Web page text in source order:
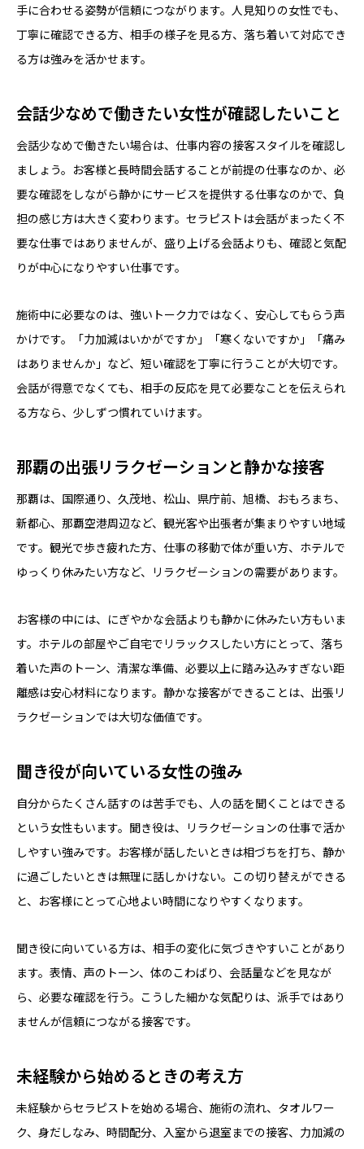
手に合わせる姿勢が信頼につながります。人見知りの女性でも、
丁寧に確認できる方、相手の様子を見る方、落ち着いて対応でき
る方は強みを活かせます。
会話少なめで働きたい女性が確認したいこと
会話少なめで働きたい場合は、仕事内容の接客スタイルを確認し
ましょう。お客様と長時間会話することが前提の仕事なのか、必
要な確認をしながら静かにサービスを提供する仕事なのかで、負
担の感じ方は大きく変わります。セラピストは会話がまったく不
要な仕事ではありませんが、盛り上げる会話よりも、確認と気配
りが中心になりやすい仕事です。
施術中に必要なのは、強いトーク力ではなく、安心してもらう声
かけです。「力加減はいかがですか」「寒くないですか」「痛み
はありませんか」など、短い確認を丁寧に行うことが大切です。
会話が得意でなくても、相手の反応を見て必要なことを伝えられ
る方なら、少しずつ慣れていけます。
那覇の出張リラクゼーションと静かな接客
那覇は、国際通り、久茂地、松山、県庁前、旭橋、おもろまち、
新都心、那覇空港周辺など、観光客や出張者が集まりやすい地域
です。観光で歩き疲れた方、仕事の移動で体が重い方、ホテルで
ゆっくり休みたい方など、リラクゼーションの需要があります。
お客様の中には、にぎやかな会話よりも静かに休みたい方もいま
す。ホテルの部屋やご自宅でリラックスしたい方にとって、落ち
着いた声のトーン、清潔な準備、必要以上に踏み込みすぎない距
離感は安心材料になります。静かな接客ができることは、出張リ
ラクゼーションでは大切な価値です。
聞き役が向いている女性の強み
自分からたくさん話すのは苦手でも、人の話を聞くことはできる
という女性もいます。聞き役は、リラクゼーションの仕事で活か
しやすい強みです。お客様が話したいときは相づちを打ち、静か
に過ごしたいときは無理に話しかけない。この切り替えができる
と、お客様にとって心地よい時間になりやすくなります。
聞き役に向いている方は、相手の変化に気づきやすいことがあり
ます。表情、声のトーン、体のこわばり、会話量などを見なが
ら、必要な確認を行う。こうした細かな気配りは、派手ではあり
ませんが信頼につながる接客です。
未経験から始めるときの考え方
未経験からセラピストを始める場合、施術の流れ、タオルワー
ク、身だしなみ、時間配分、入室から退室までの接客、力加減の